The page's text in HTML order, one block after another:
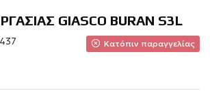
GIASCO BURAN S3L
Κατόπιν παραγγελίας